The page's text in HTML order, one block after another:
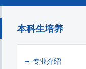
本科生培养
专业介绍